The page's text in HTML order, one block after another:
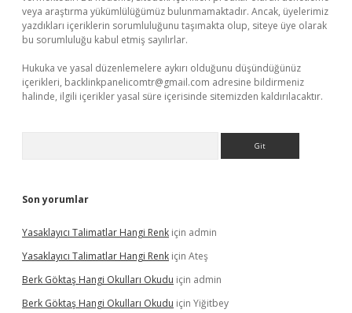
veya araştırma yükümlülüğümüz bulunmamaktadır. Ancak, üyelerimiz
yazdıkları içeriklerin sorumluluğunu taşımakta olup, siteye üye olarak
bu sorumluluğu kabul etmiş sayılırlar.
Hukuka ve yasal düzenlemelere aykırı olduğunu düşündüğünüz
içerikleri, backlinkpanelicomtr@gmail.com adresine bildirmeniz
halinde, ilgili içerikler yasal süre içerisinde sitemizden kaldırılacaktır.
Son yorumlar
Yasaklayıcı Talimatlar Hangi Renk için admin
Yasaklayıcı Talimatlar Hangi Renk için Ateş
Berk Göktaş Hangi Okulları Okudu için admin
Berk Göktaş Hangi Okulları Okudu için Yiğitbey